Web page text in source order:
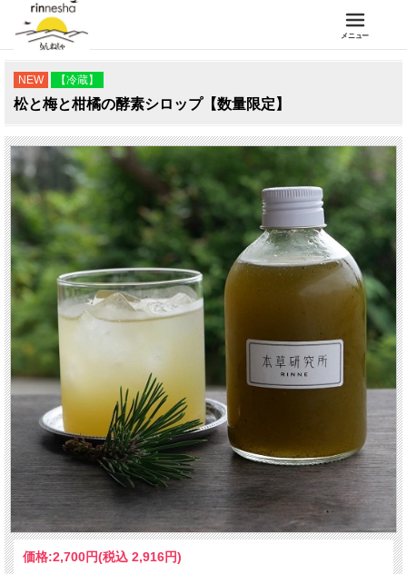
メニュー
NEW 【冷蔵】
松と梅と柑橘の酵素シロップ【数量限定】
価格:2,700円(税込 2,916円)